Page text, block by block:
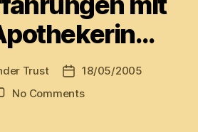
Trust
Post
date
18/05/2005
No Commentson